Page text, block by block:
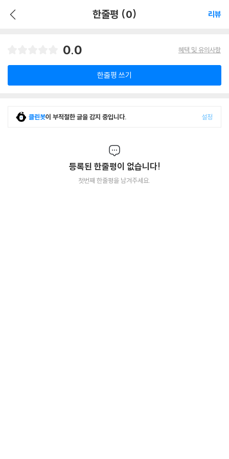
한줄평 (0) 리뷰
0.0 혜택 및 유의사항
한줄평 쓰기
클린봇이 부적절한 글을 감지 중입니다. 설정
등록된 한줄평이 없습니다!
첫번째 한줄평을 남겨주세요.